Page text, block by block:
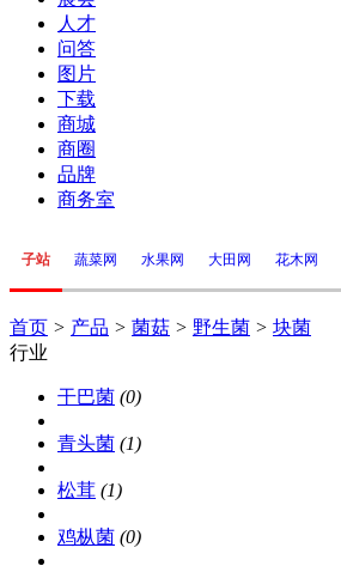
人才
问答
图片
下载
商城
商圈
品牌
商务室
子站 蔬菜网 水果网 大田网 花木网
首页 > 产品 > 菌菇 > 野生菌 > 块菌
行业
干巴菌 (0)
青头菌 (1)
松茸 (1)
鸡枞菌 (0)